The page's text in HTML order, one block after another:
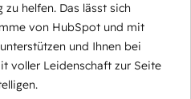
helfen. Das lässt sich
von HubSpot und mit
und Ihnen bei
voller Leidenschaft zur Seite